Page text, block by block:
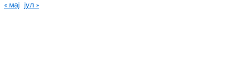
« мај јул »